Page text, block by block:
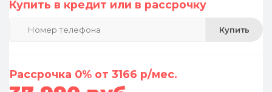
Купить в кредит или в рассрочку
Купить
Рассрочка 0% от 3166 р/мес.